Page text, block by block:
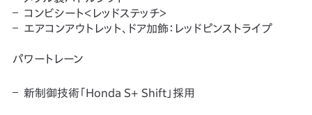
コンビシート＜レッドステッチ＞
エアコンアウトレット、ドア加飾：レッドピンストライプ
パワートレーン
新制御技術「Honda S+ Shift」採用